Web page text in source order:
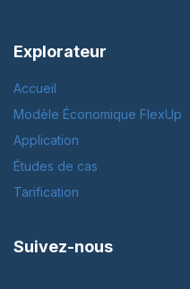
Explorateur
Accueil
Modèle Économique FlexUp
Application
Études de cas
Tarification
Suivez-nous